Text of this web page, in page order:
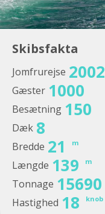
Skibsfakta
Jomfrurejse 2002
Gæster 1000
Besætning 150
Dæk 8
Bredde 21 m
Længde 139 m
Tonnage 15690
Hastighed 18 knob